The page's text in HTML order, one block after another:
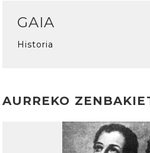
GAIA
Historia
AURREKO